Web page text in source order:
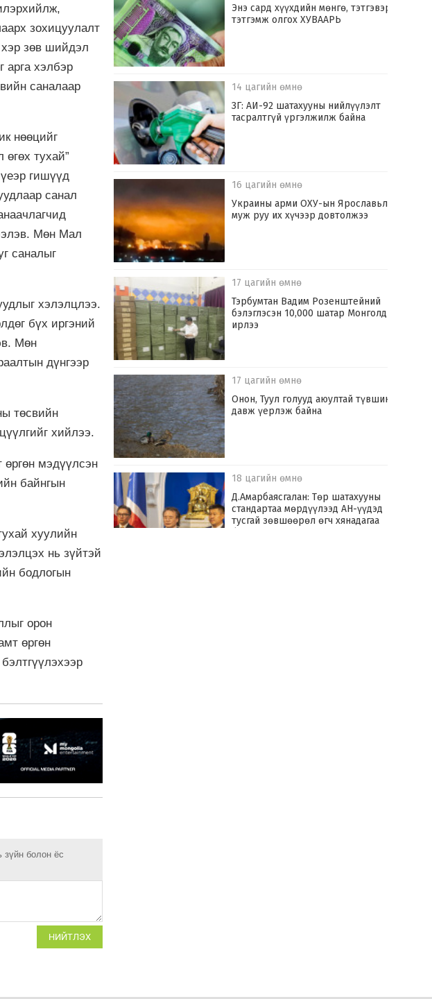
зохицуулалт
хэр зөв шийдэл
арга хэлбэр
саналаар
нөөцийг
тухай”
гишүүд
санал
Мөн Мал
саналыг
хэлэлцлээ.
бүх иргэний
Мөн
дүнгээр
төсвийн
хийлээ.
мэдүүлсэн
байнгын
хуулийн
нь зүйтэй
бодлогын
орон
өргөн
зүйн болон ёс
НИЙТЛЭХ
Энэ сард хүүхдийн мөнгө, тэтгэвэр,
тэтгэмж олгох ХУВААРЬ
14 цагийн өмнө
ЗГ: АИ-92 шатахууны нийлүүлэлт
тасралтгүй үргэлжилж байна
16 цагийн өмнө
Украины арми ОХУ-ын Ярославьл
муж руу их хүчээр довтолжээ
17 цагийн өмнө
Тэрбумтан Вадим Розенштейний
бэлэглэсэн 10,000 шатар Монголд
ирлээ
17 цагийн өмнө
Онон, Туул голууд аюултай түвшинг
давж үерлэж байна
18 цагийн өмнө
Д.Амарбаясгалан: Төр шатахууны
стандартаа мөрдүүлээд АН-үүдэд
тусгай зөвшөөрөл өгч хянадагаа